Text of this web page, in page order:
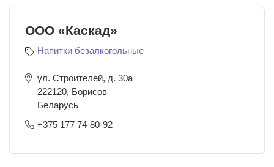
ООО «Каскад»
Напитки безалкогольные
ул. Строителей, д. 30а
222120, Борисов
Беларусь
+375 177 74-80-92